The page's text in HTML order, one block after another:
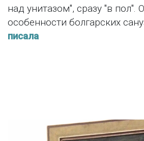
над унитазом", сразу "в пол".
особенности болгарских
писала